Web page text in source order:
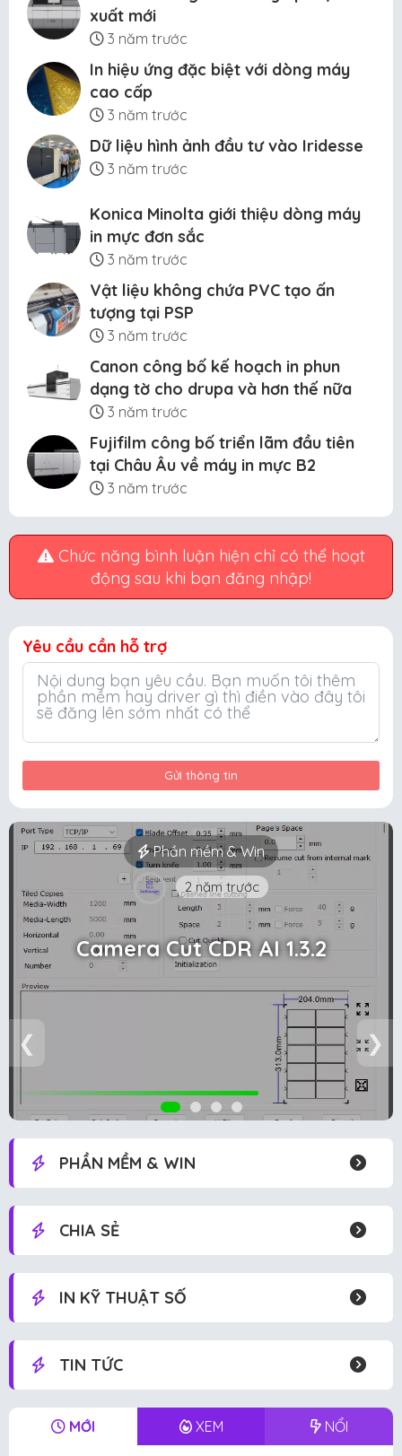
xuất mới
3 năm trước
In hiệu ứng đặc biệt với dòng máy
cao cấp
3 năm trước
Dữ liệu hình ảnh đầu tư vào Iridesse
3 năm trước
Konica Minolta giới thiệu dòng máy
in mực đơn sắc
3 năm trước
Vật liệu không chứa PVC tạo ấn
tượng tại PSP
3 năm trước
Canon công bố kế hoạch in phun
dạng tờ cho drupa và hơn thế nữa
3 năm trước
Fujifilm công bố triển lãm đầu tiên
tại Châu Âu về máy in mực B2
3 năm trước
Chức năng bình luận hiện chỉ có thể hoạt
động sau khi bạn đăng nhập!
Yêu cầu cần hỗ trợ
Gửi thông tin
Phần mềm & Win
2 năm trước
Camera Cut CDR AI 1.3.2
❮ ❯
PHẦN MỀM & WIN
CHIA SẺ
IN KỸ THUẬT SỐ
TIN TỨC
MỚI XEM NỔI